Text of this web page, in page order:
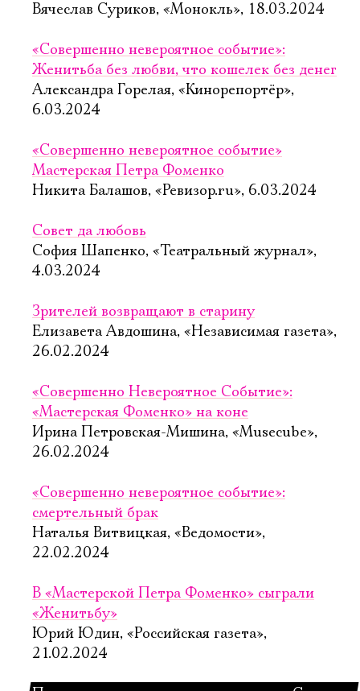
Вячеслав Суриков, «Монокль», 18.03.2024
«Совершенно невероятное событие»:
Женитьба без любви, что кошелек без денег
Александра Горелая, «Кинорепортёр»,
6.03.2024
«Совершенно невероятное событие»
Мастерская Петра Фоменко
Никита Балашов, «Ревизор.ru», 6.03.2024
Совет да любовь
София Шапенко, «Театральный журнал»,
4.03.2024
Зрителей возвращают в старину
Елизавета Авдошина, «Независимая газета»,
26.02.2024
«Совершенно Невероятное Событие»:
«Мастерская Фоменко» на коне
Ирина Петровская-Мишина, «Musecube»,
26.02.2024
«Совершенно невероятное событие»:
смертельный брак
Наталья Витвицкая, «Ведомости»,
22.02.2024
В «Мастерской Петра Фоменко» сыграли
«Женитьбу»
Юрий Юдин, «Российская газета»,
21.02.2024